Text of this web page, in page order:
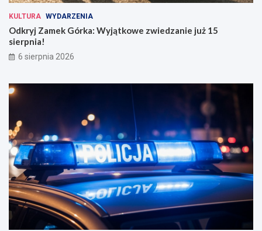
KULTURA WYDARZENIA
Odkryj Zamek Górka: Wyjątkowe zwiedzanie już 15
sierpnia!
6 sierpnia 2026